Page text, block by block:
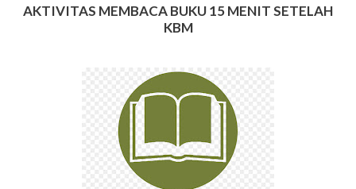
AKTIVITAS MEMBACA BUKU 15 MENIT SETELAH
KBM